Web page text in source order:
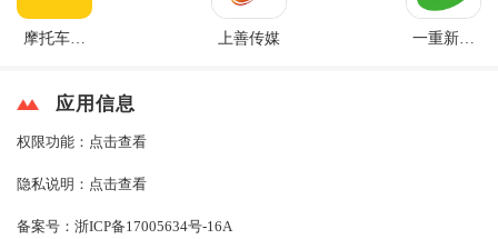
摩托车车
上善传媒
一重新能
应用信息
权限功能： 点击查看
隐私说明： 点击查看
备案号： 浙ICP备17005634号-16A